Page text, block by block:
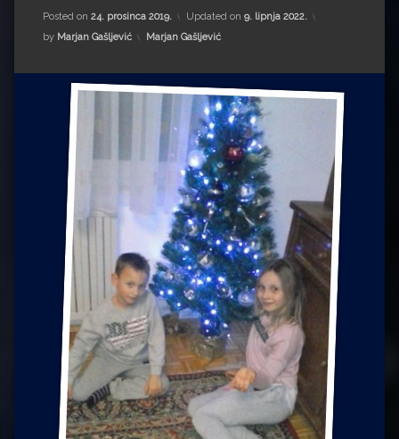
Drugi autori
Drugi autori
Matea Andrić
Ljiljana Lekanić-Kljaić
Željko Krznarić
Mario Lovreković
Miroslav Šantek
Posted on 24. prosinca 2019. Updated on 9. lipnja 2022.
by Marjan Gašljević Kategorije:
Marjan Gašljević